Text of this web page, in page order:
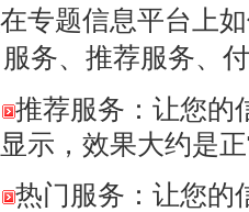
专题信息平台上
务、推荐服务、
推荐服务：让您的
示，效果大约是
热门服务：让您的